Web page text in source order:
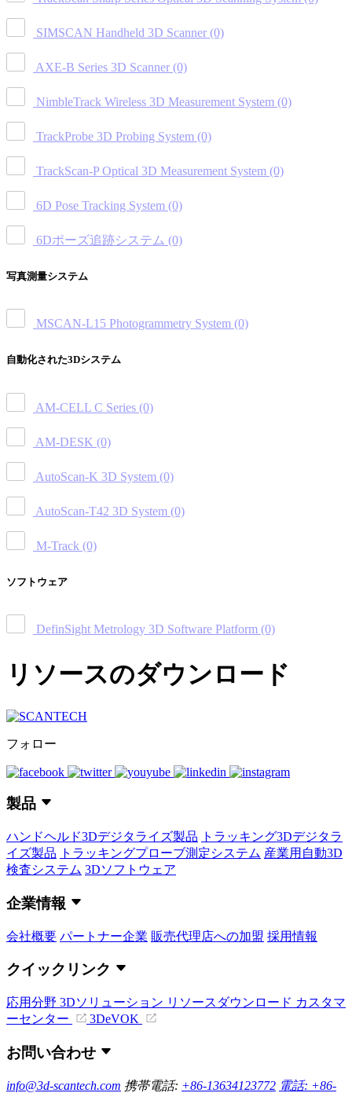
SIMSCAN Handheld 3D Scanner (0)
AXE-B Series 3D Scanner (0)
NimbleTrack Wireless 3D Measurement System (0)
TrackProbe 3D Probing System (0)
TrackScan-P Optical 3D Measurement System (0)
6D Pose Tracking System (0)
6Dポーズ追跡システム (0)
写真測量システム
MSCAN-L15 Photogrammetry System (0)
自動化された3Dシステム
AM-CELL C Series (0)
AM-DESK (0)
AutoScan-K 3D System (0)
AutoScan-T42 3D System (0)
M-Track (0)
ソフトウェア
DefinSight Metrology 3D Software Platform (0)
リソースのダウンロード
フォロー
製品
ハンドヘルド3Dデジタライズ製品
トラッキング3Dデジタラ
イズ製品
トラッキングプローブ測定システム 産業用自動3D
検査システム 3Dソフトウェア
企業情報
会社概要 パートナー企業 販売代理店への加盟 採用情報
クイックリンク
応用分野 3Dソリューション リソースダウンロード カスタマ
ーセンター
3DeVOK
お問い合わせ
info@3d-scantech.com 携帯電話: +86-13634123772 電話: +86-